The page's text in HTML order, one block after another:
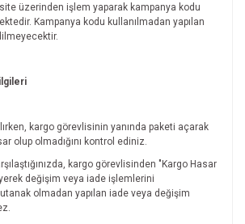
üzerinden işlem yaparak kampanya kodu
Kampanya kodu kullanılmadan yapılan
kargo görevlisinin yanında paketi açarak
olup olmadığını kontrol ediniz.
kargo görevlisinden "Kargo Hasar
değişim veya iade işlemlerini
olmadan yapılan iade veya değişim